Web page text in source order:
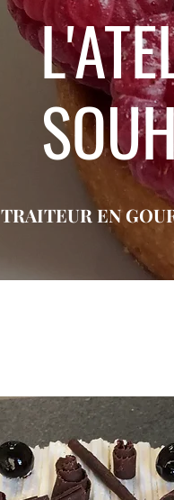
TRAITEUR EN